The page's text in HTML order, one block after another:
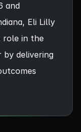
and
Eli Lilly
role in the
delivering